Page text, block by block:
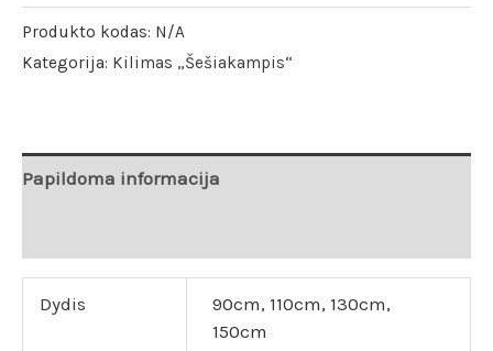
Produkto kodas: N/A
Kategorija: Kilimas „Šešiakampis“
Papildoma informacija
Dydis
90cm, 110cm, 130cm,
150cm